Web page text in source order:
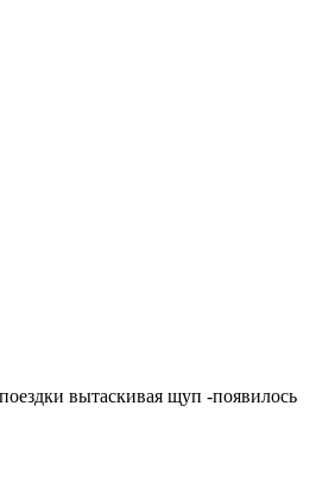
вытаскивая щуп -появилось